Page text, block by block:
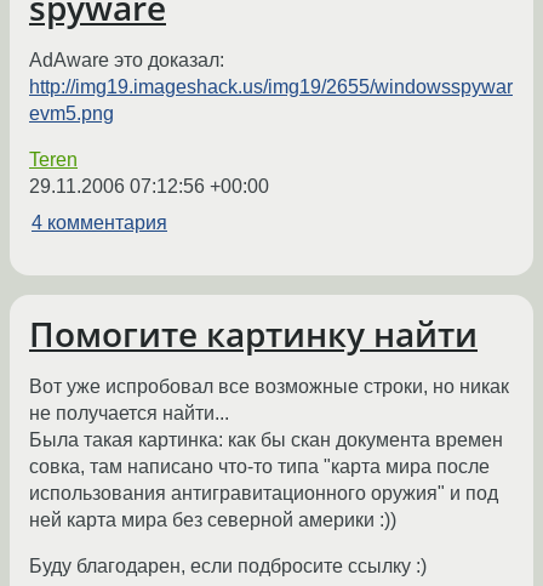
AdAware это доказал:
http://img19.imageshack.us/img19/2655/windowsspywar
evm5.png
Teren
29.11.2006 07:12:56 +00:00
4 комментария
Помогите картинку найти
Вот уже испробовал все возможные строки, но никак
не получается найти...
Была такая картинка: как бы скан документа времен
совка, там написано что-то типа "карта мира после
использования антигравитационного оружия" и под
ней карта мира без северной америки :))
Буду благодарен, если подбросите ссылку :)